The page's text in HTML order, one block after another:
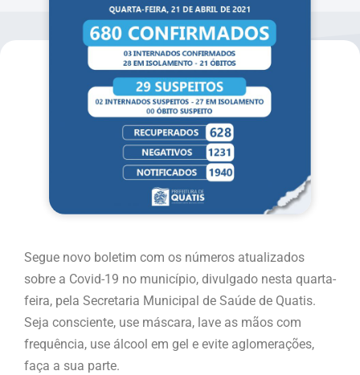
Segue novo boletim com os números atualizados
sobre a Covid-19 no município, divulgado nesta quarta-
feira, pela Secretaria Municipal de Saúde de Quatis.
Seja consciente, use máscara, lave as mãos com
frequência, use álcool em gel e evite aglomerações,
faça a sua parte.